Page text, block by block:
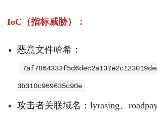
IoC（指标威胁）：
恶意文件哈希：
3b310c969635c90e
攻击者关联域名：lyrasing、